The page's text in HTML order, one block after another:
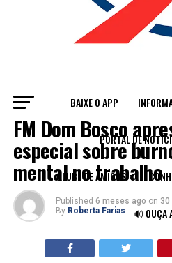
BAIXE O APP
PORTAL DE
CLUBE DE AMIGOS
🔊 OUÇA
INSTITUCIONAL
FM Dom Bosco
especial sobre
mental no trabalho
Published 6 meses ago on 30
By Roberta Farias